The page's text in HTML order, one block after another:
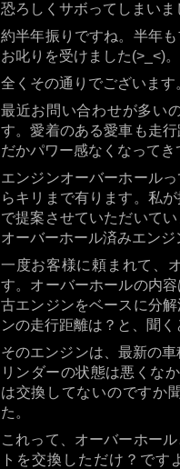
恐ろしくサボってしまいま
約半年振りですね。半年
お叱りを受けました(>_<)。
全くその通りでございます
最近お問い合わせが多い
す。愛着のある愛車も走
だかパワー感なくなって
エンジンオーバーホール
らキリまで有ります。私
で提案させていただいて
オーバーホール済みエン
一度お客様に頼まれて、
す。オーバーホールの内
古エンジンをベースに分
ンの走行距離は？と、聞
そのエンジンは、最新の
リンダーの状態は悪くな
は交換してないのですか
た。
これって、オーバーホー
トを交換しただけ？です